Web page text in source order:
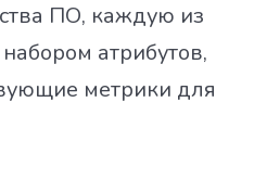
обеспечения?
ПО, каждую из
атрибутов,
метрики для